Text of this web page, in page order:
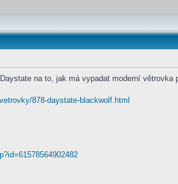
na to, jak má vypadat moderní
878-daystate-blackwolf.html